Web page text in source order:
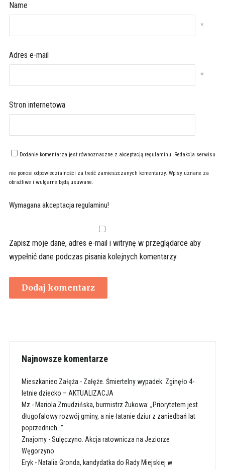
Name
*
Adres e-mail
*
Stron internetowa
Dodanie komentarza jest równoznaczne z akceptacją regulaminu. Redakcja serwisu
nie ponosi odpowiedzialności za treść zamieszczanych komentarzy. Wpisy uznane za
obraźliwe i wulgarne będą usuwane.
Wymagana akceptacja regulaminu!
Zapisz moje dane, adres e-mail i witrynę w przeglądarce aby
wypełnić dane podczas pisania kolejnych komentarzy.
Najnowsze komentarze
Mieszkaniec Załęża - Załęże. Śmiertelny wypadek. Zginęło 4-
letnie dziecko – AKTUALIZACJA
Mz - Mariola Zmudzińska, burmistrz Żukowa: „Priorytetem jest
długofalowy rozwój gminy, a nie łatanie dziur z zaniedbań lat
poprzednich…”
Znajomy-Sulęczyno. Akcja ratownicza na Jeziorze
Węgorzyno
Eryk- Natalia Gronda, kandydatka do Rady Miejskiej w